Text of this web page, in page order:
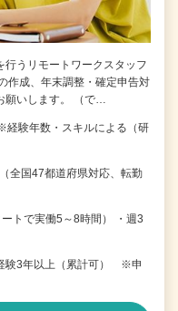
うリモートワークスタッフ
作成、年末調整・確定申告対
願いします。 （で…
験年数・スキルによる（研
全国47都道府県対応、転勤
トで実働5～8時間） ・週3
験3年以上（累計可） ※申